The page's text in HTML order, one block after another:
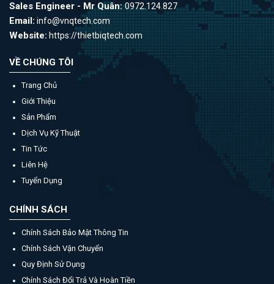
Sales Engineer - Mr Quân:0972.124.827
Email: info@vnqtech.com
Website: https://thietbiqtech.com
VỀ CHÚNG TÔI
Trang Chủ
Giới Thiệu
Sản Phẩm
Dịch Vụ Kỹ Thuật
Tin Tức
Liên Hệ
Tuyển Dụng
CHÍNH SÁCH
Chính Sách Bảo Mật Thông Tin
Chính Sách Vận Chuyển
Quy Định Sử Dụng
Chính Sách Đổi Trả Và Hoàn Tiền